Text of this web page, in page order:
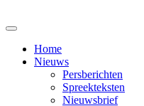
Home
Nieuws
Persberichten
Spreekteksten
Nieuwsbrief